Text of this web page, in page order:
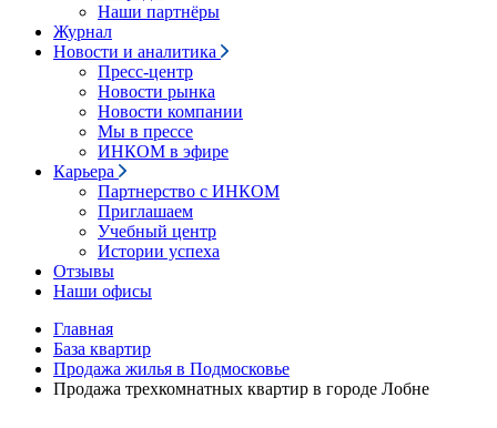
Наши партнёры
Журнал
Новости и аналитика
Пресс-центр
Новости рынка
Новости компании
Мы в прессе
ИНКОМ в эфире
Карьера
Партнерство с ИНКОМ
Приглашаем
Учебный центр
Истории успеха
Отзывы
Наши офисы
Главная
База квартир
Продажа жилья в Подмосковье
Продажа трехкомнатных квартир в городе Лобне